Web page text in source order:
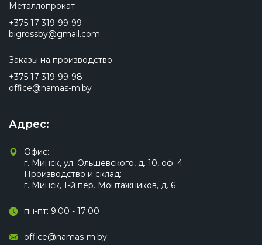
Металлопрокат
+375 17 319-99-99
bigrossby@gmail.com
Заказы на производство
+375 17 319-99-98
office@namas-m.by
Адрес:
Офис:
г. Минск, ул. Ольшевского, д. 10, оф. 4
Производство и склад:
г. Минск, 1-й пер. Монтажников, д. 6
пн-пт: 9:00 - 17:00
office@namas-m.by